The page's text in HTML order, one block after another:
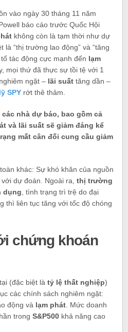
vào ngày 30 tháng 11 năm
báo cáo trước Quốc Hội
không còn là tạm thời như dự
“thị trường lao động” và “tăng
tác động cực mạnh đến lạm
mọi thứ đã thực sự tồi tệ với 1
ngặt – lãi suất tăng dần –
SPY rớt thê thảm.
nhà dự báo, bao gồm cả
và lãi suất sẽ giảm đáng kể
mất cân đối cung cầu giảm
khác: Sự khó khăn của nguồn
với dự đoán. Ngoài ra,thị trường
dụng , tình trạng trì trệ do đại
thì liên tục tăng với tốc độ chóng
chứng khoán
(đặc biệt làtỷ lệ thất nghiệp)
các chính sách nghiêm ngặt:
động và lạm phát . Mức doanh
trongS&P500 khả năng cao